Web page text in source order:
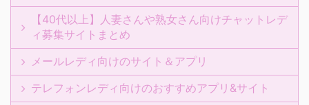
【40代以上】人妻さんや熟女さん向けチャットレデ
ィ募集サイトまとめ
メールレディ向けのサイト＆アプリ
テレフォンレディ向けのおすすめアプリ&サイト